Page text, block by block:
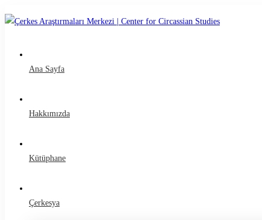
Ana Sayfa
Hakkımızda
Kütüphane
Çerkesya